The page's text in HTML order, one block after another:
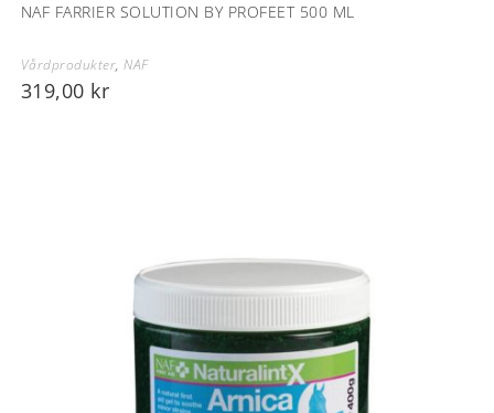
NAF FARRIER SOLUTION BY PROFEET 500 ML
Vårdprodukter,NAF
319,00 kr